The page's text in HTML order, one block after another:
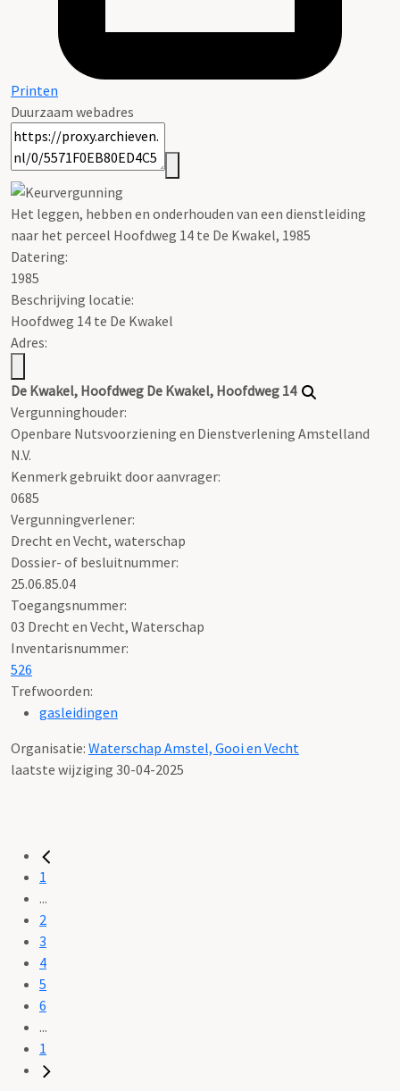
Printen
Duurzaam webadres
Het leggen, hebben en onderhouden van een dienstleiding
naar het perceel Hoofdweg 14 te De Kwakel, 1985
Datering:
1985
Beschrijving locatie:
Hoofdweg 14 te De Kwakel
Adres:
De Kwakel, Hoofdweg De Kwakel, Hoofdweg 14
Vergunninghouder:
Openbare Nutsvoorziening en Dienstverlening Amstelland
N.V.
Kenmerk gebruikt door aanvrager:
0685
Vergunningverlener:
Drecht en Vecht, waterschap
Dossier- of besluitnummer:
25.06.85.04
Toegangsnummer:
03 Drecht en Vecht, Waterschap
Inventarisnummer:
526
Trefwoorden:
gasleidingen
Organisatie: Waterschap Amstel, Gooi en Vecht
laatste wijziging 30-04-2025
1
...
2
3
4
5
6
...
1